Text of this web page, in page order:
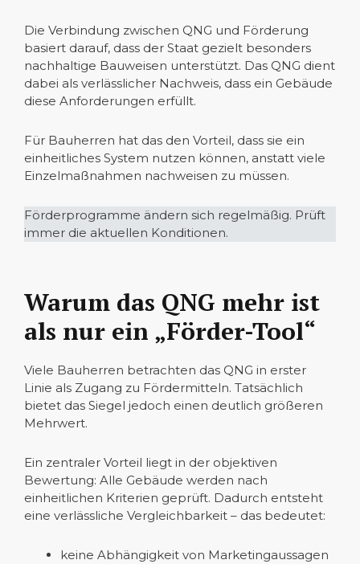
Die Verbindung zwischen QNG und Förderung
basiert darauf, dass der Staat gezielt besonders
nachhaltige Bauweisen unterstützt. Das QNG dient
dabei als verlässlicher Nachweis, dass ein Gebäude
diese Anforderungen erfüllt.
Für Bauherren hat das den Vorteil, dass sie ein
einheitliches System nutzen können, anstatt viele
Einzelmaßnahmen nachweisen zu müssen.
Förderprogramme ändern sich regelmäßig. Prüft
immer die aktuellen Konditionen.
Warum das QNG mehr ist
als nur ein „Förder-Tool“
Viele Bauherren betrachten das QNG in erster
Linie als Zugang zu Fördermitteln. Tatsächlich
bietet das Siegel jedoch einen deutlich größeren
Mehrwert.
Ein zentraler Vorteil liegt in der objektiven
Bewertung: Alle Gebäude werden nach
einheitlichen Kriterien geprüft. Dadurch entsteht
eine verlässliche Vergleichbarkeit – das bedeutet:
keine Abhängigkeit von Marketingaussagen